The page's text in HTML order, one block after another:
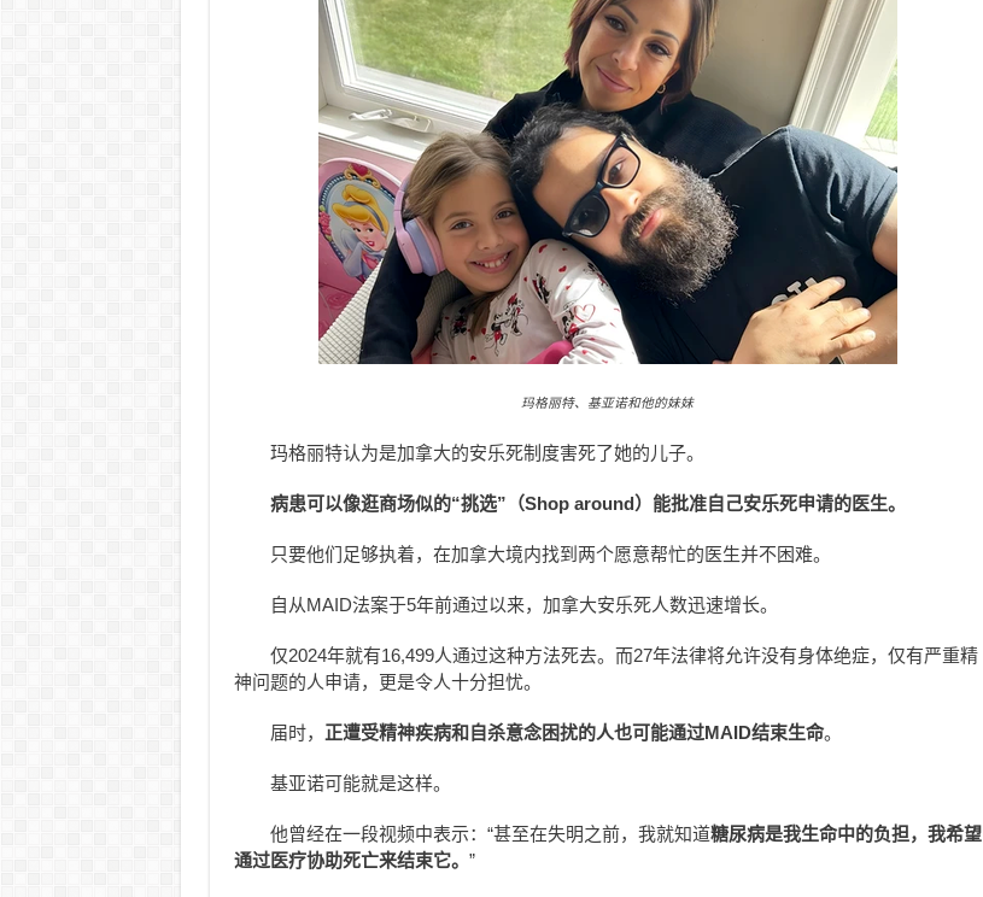
玛格丽特、基亚诺和他的妹妹
玛格丽特认为是加拿大的安乐死制度害死了她的儿子。
病患可以像逛商场似的“挑选”（Shop around）能批准自己安乐死申请的医生。
只要他们足够执着，在加拿大境内找到两个愿意帮忙的医生并不困难。
自从MAID法案于5年前通过以来，加拿大安乐死人数迅速增长。
仅2024年就有16,499人通过这种方法死去。而27年法律将允许没有身体绝症，仅有严重精
神问题的人申请，更是令人十分担忧。
届时， 正遭受精神疾病和自杀意念困扰的人也可能通过MAID结束生命。
基亚诺可能就是这样。
他曾经在一段视频中表示：“甚至在失明之前，我就知道糖尿病是我生命中的负担，我希望
通过医疗协助死亡来结束它。 ”